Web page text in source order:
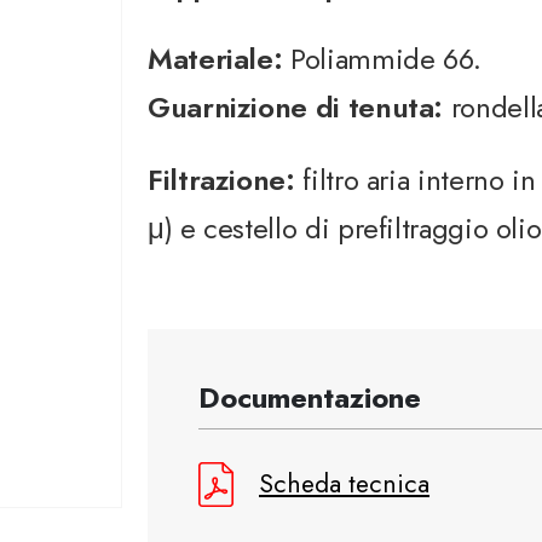
Materiale: Poliammide 66.
Guarnizione di tenuta:
Filtrazione: filtro aria interno
μ) e cestello di prefiltraggio
Documentazione
Scheda tecnica